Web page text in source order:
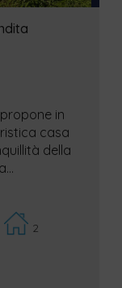
in
casa
della
2